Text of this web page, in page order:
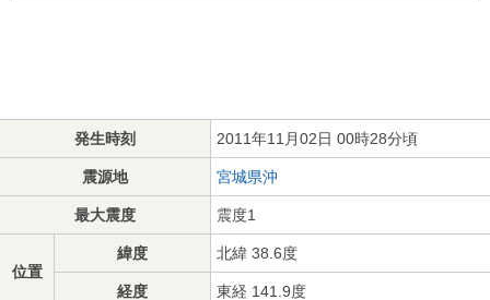
発生時刻 2011年11月02日 00時28分頃
震源地 宮城県沖
最大震度 震度1
位置
緯度 北緯 38.6度
経度 東経 141.9度